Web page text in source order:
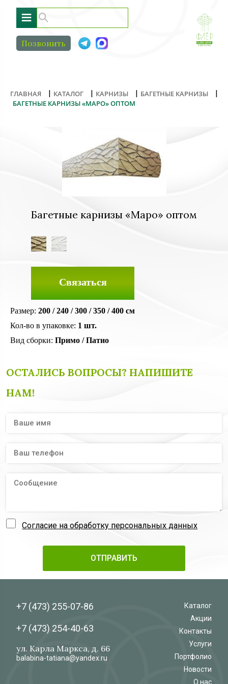
≡
Позвонить
ГЛАВНАЯ | КАТАЛОГ | КАРНИЗЫ | БАГЕТНЫЕ КАРНИЗЫ |
БАГЕТНЫЕ КАРНИЗЫ «МАРО» ОПТОМ
Багетные карнизы «Маро» оптом
Связаться
Размер: 200 / 240 / 300 / 350 / 400 см
Кол-во в упаковке: 1 шт.
Вид сборки: Примо / Патио
ОСТАЛИСЬ ВОПРОСЫ? НАПИШИТЕ
НАМ!
Согласие на обработку персональных данных
+7 (473) 255-07-86
+7 (473) 254-40-63
ул. Карла Маркса, д. 66
balabina-tatiana@yandex.ru
Каталог
Акции
Контакты
Услуги
Портфолио
Новости
О нас